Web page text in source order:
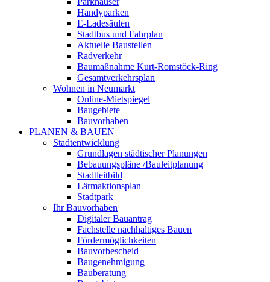
Handyparken
E-Ladesäulen
Stadtbus und Fahrplan
Aktuelle Baustellen
Radverkehr
Baumaßnahme Kurt-Romstöck-Ring
Gesamtverkehrsplan
Wohnen in Neumarkt
Online-Mietspiegel
Baugebiete
Bauvorhaben
PLANEN & BAUEN
Stadtentwicklung
Grundlagen städtischer Planungen
Bebauungspläne /Bauleitplanung
Stadtleitbild
Lärmaktionsplan
Stadtpark
Ihr Bauvorhaben
Digitaler Bauantrag
Fachstelle nachhaltiges Bauen
Fördermöglichkeiten
Bauvorbescheid
Baugenehmigung
Bauberatung